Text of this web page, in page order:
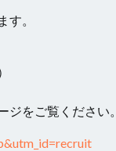
。
をご覧ください。